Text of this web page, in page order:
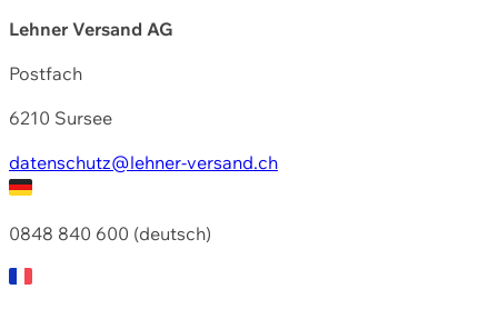
Lehner Versand AG
Postfach
6210 Sursee
datenschutz@lehner-versand.ch
0848 840 600 (deutsch)